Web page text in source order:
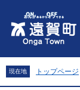
先
頭
を
飛現在地 トップページ